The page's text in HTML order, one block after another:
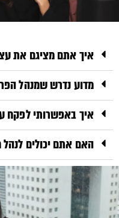
איך אתם מציגם את
מדוע נדרש שמנהל
איך באפשרותי לפקח
האם אתם יכולים